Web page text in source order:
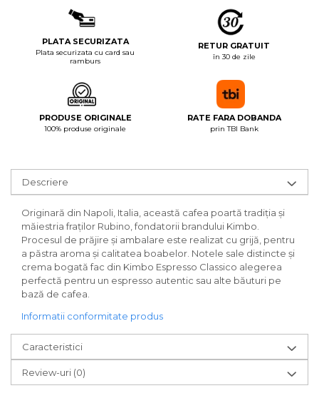
PLATA SECURIZATA
Plata securizata cu card sau
ramburs
RETUR GRATUIT
în 30 de zile
PRODUSE ORIGINALE
100% produse originale
RATE FARA DOBANDA
prin TBI Bank
Descriere
Originară din Napoli, Italia, această cafea poartă tradiția și
măiestria fraților Rubino, fondatorii brandului Kimbo.
Procesul de prăjire și ambalare este realizat cu grijă, pentru
a păstra aroma și calitatea boabelor. Notele sale distincte și
crema bogată fac din Kimbo Espresso Classico alegerea
perfectă pentru un espresso autentic sau alte băuturi pe
bază de cafea.
Informatii conformitate produs
Caracteristici
Review-uri (0)